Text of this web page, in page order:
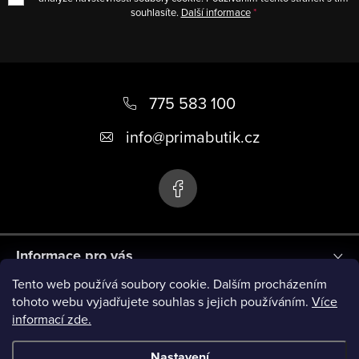
Tento web používá soubory cookie. Dalším procházením
tohoto webu vyjadřujete souhlas s jejich používáním. Více
informací zde.
souhlasíte. Další informace
775 583 100
info@primabutik.cz
Informace pro vás
Blog
Novinky